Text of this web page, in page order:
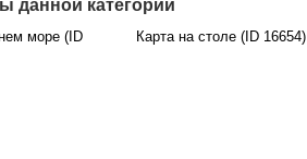
данной категории
море (ID
Карта на столе (ID 16654)